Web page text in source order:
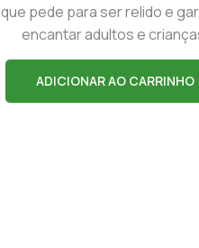
que pede para ser relido e
encantar adultos e
ADICIONAR AO CARRINHO